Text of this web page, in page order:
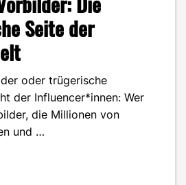
Seite der
oder trügerische
der Influencer*innen: Wer
die Millionen von
und …